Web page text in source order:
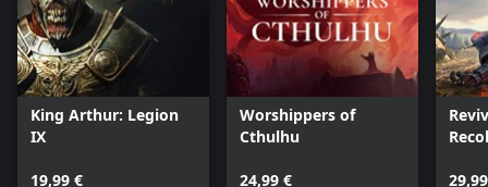
King Arthur: Legion
IX
19,99 €
Worshippers of
Cthulhu
24,99 €